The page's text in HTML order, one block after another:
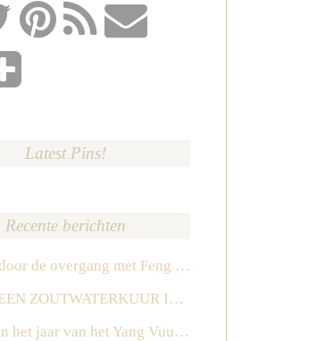
Latest Pins!
Recente berichten
Help mij door de overgang met Feng Shui
PLAATS EEN ZOUTWATERKUUR IN HET ZUIDEN IN 2026
Welkom in het jaar van het Yang Vuur Paard